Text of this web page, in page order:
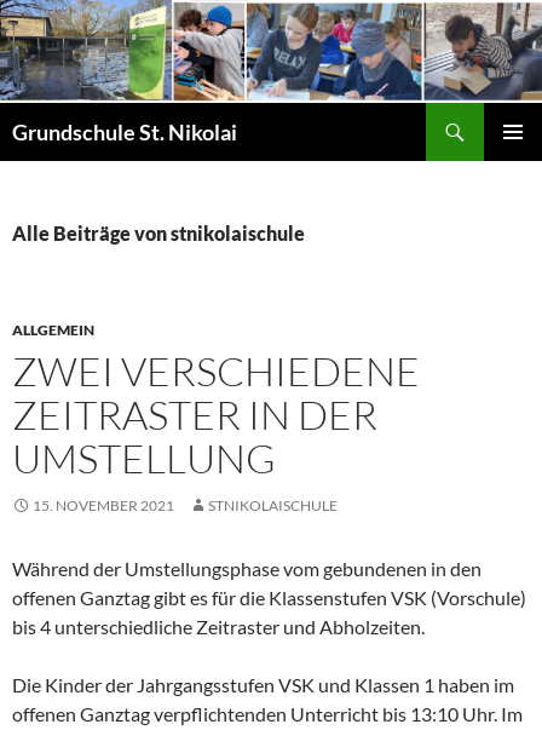
Zum
Inhalt
springen
Grundschule St. Nikolai
Alle Beiträge von stnikolaischule
ALLGEMEIN
ZWEI VERSCHIEDENE
ZEITRASTER IN DER
UMSTELLUNG
15. NOVEMBER 2021 STNIKOLAISCHULE
Während der Umstellungsphase vom gebundenen in den
offenen Ganztag gibt es für die Klassenstufen VSK (Vorschule)
bis 4 unterschiedliche Zeitraster und Abholzeiten.
Die Kinder der Jahrgangsstufen VSK und Klassen 1 haben im
offenen Ganztag verpflichtenden Unterricht bis 13:10 Uhr. Im